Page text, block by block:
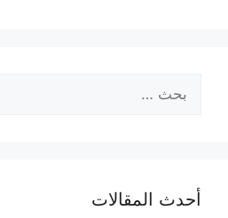
عن:
أحدث المقالات